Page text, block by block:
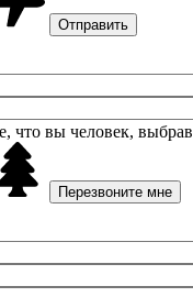
что вы человек, выбрав